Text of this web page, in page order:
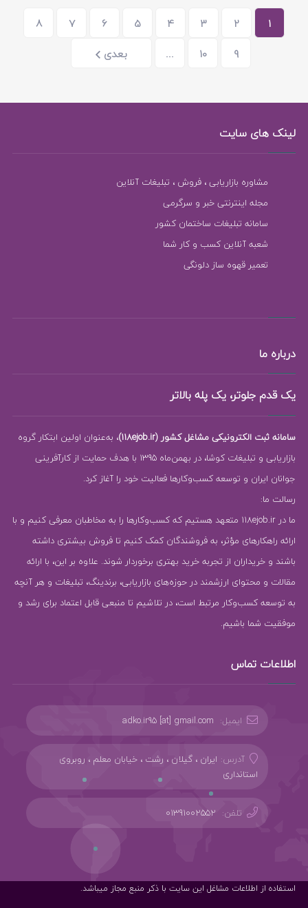
1
2
3
4
5
6
7
8
9
10
... بعدی
لینک های سایت
مشاوره بازاریابی ، فروش ، تبلیغات آنلاین
مجله اینترنتی خبر و سرگرمی
سامانه تبلیغات ساختمان کشور
شعبه آنلاین کسب و کار شما
تعمیر قهوه ساز دلونگی
درباره ما
یک قدم جلوتر، یک پله بالاتر
سامانه ثبت الکترونیکی مشاغل کشور (118ejob.ir)
، به‌عنوان اولین ابتکار گروه
بازاریابی و تبلیغات کوشا، در بهمن‌ماه 1395 با هدف حمایت از کارآفرینی
جوانان ایران و توسعه کسب‌وکارها فعالیت خود را آغاز کرد.
رسالت ما:
ما در 118ejob.ir متعهد هستیم که کسب‌وکارها را به مخاطبان معرفی کنیم و با
ارائه راهکارهای مؤثر، به فروشندگان کمک کنیم تا فروش بیشتری داشته
باشند و خریداران از تجربه خرید بهتری برخوردار شوند. علاوه بر این، با ارائه
مقالات و محتوای ارزشمند در حوزه‌های بازاریابی، برندینگ، تبلیغات و هر آنچه
به توسعه کسب‌وکار مرتبط است، در تلاشیم تا منبعی قابل اعتماد برای رشد و
موفقیت شما باشیم.
اطلاعات تماس
ایمیل: adko.ir95 [at] gmail.com
آدرس: ایران ، گیلان ، رشت ، خیابان معلم ، روبروی
استانداری
تلفن: 01391002552
استفاده از اطلاعات مشاغل این سایت با ذکر منبع مجاز میباشد.